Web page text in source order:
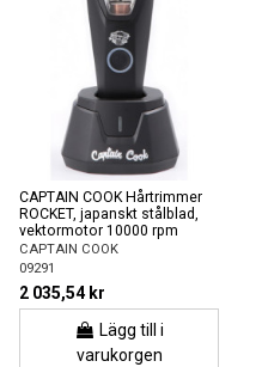
CAPTAIN COOK Hårtrimmer
ROCKET, japanskt stålblad,
vektormotor 10000 rpm
CAPTAIN COOK
09291
2 035,54 kr
Lägg till i
varukorgen